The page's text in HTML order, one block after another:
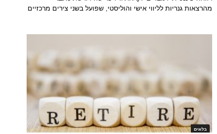
מהרצאות גנריות לליווי אישי והוליסטי, שפועל בשני צירים מרכזיים
בלוגים